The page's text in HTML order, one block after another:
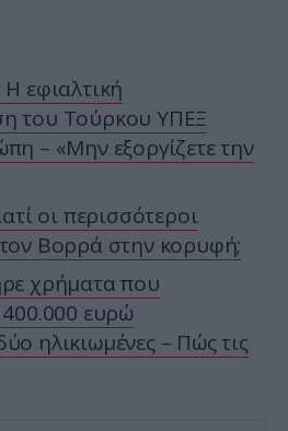
εφιαλτική
του Τούρκου ΥΠΕΞ
– «Μην εξοργίζετε την
οι περισσότεροι
Βορρά στην κορυφή;
χρήματα που
400.000 ευρώ
ηλικιωμένες – Πώς τις